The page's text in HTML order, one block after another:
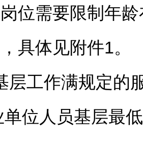
位需要限制年
具体见附件1。
工作满规定的
位 人员基层最